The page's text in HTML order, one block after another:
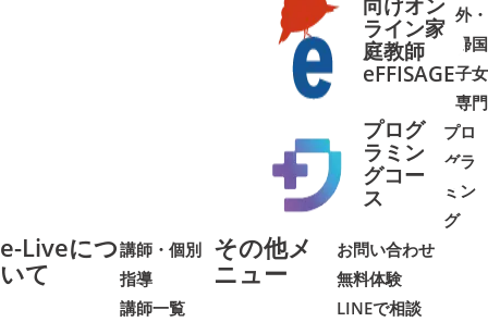
ライン家
庭教師
eFFISAGE
外・
帰国
子女
専門
➜➜
プログ
ラミン
グコー
ス
プロ
グラ
ミン
グ
➜➜
e-Liveにつ
いて
講師・個別
指導
講師一覧
その他メ
ニュー
お問い合わせ
無料体験
LINEで相談